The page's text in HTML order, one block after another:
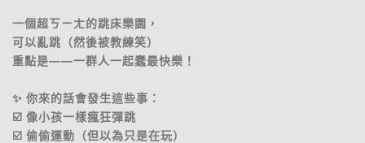
一個超ㄎㄧㄤ的跳床樂園，
可以亂跳（然後被教練笑）
重點是——一群人一起蠢最快樂！
✨ 你來的話會發生這些事：
☑️ 像小孩一樣瘋狂彈跳
☑️ 偷偷運動（但以為只是在玩）